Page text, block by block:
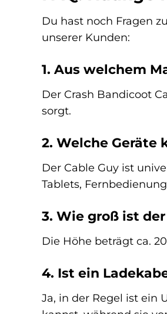
Du hast noch Fragen
unserer Kunden:
1. Aus welchem
Der Crash Bandicoot
sorgt.
2. Welche Geräte
Der Cable Guy ist
Tablets,
3. Wie groß ist
Die Höhe beträgt ca.
4. Ist ein
Ja, in der Regel ist ein